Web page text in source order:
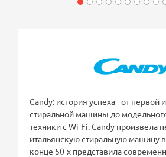
Candy: история успеха - от первой
стиральной машины до
техники с Wi-Fi. Candy произвела
итальянскую стиральную машину
конце 50-х представила